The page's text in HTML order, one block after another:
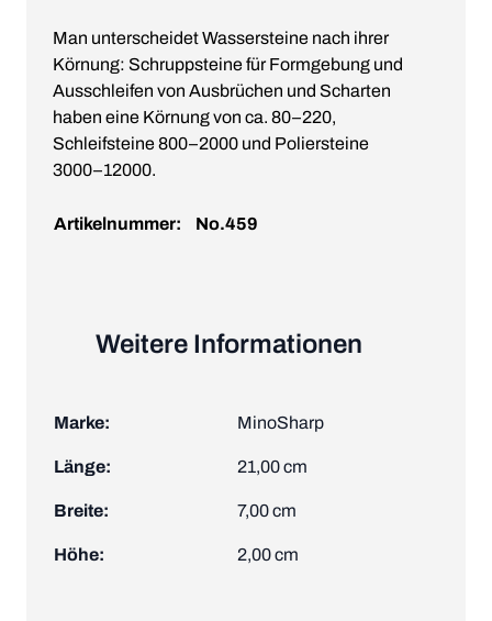
Man unterscheidet Wassersteine nach ihrer
Körnung: Schruppsteine für Formgebung und
Ausschleifen von Ausbrüchen und Scharten
haben eine Körnung von ca. 80–220,
Schleifsteine 800–2000 und Poliersteine
3000–12000.
Artikelnummer: No.459
Weitere Informationen
Marke: MinoSharp
Länge: 21,00 cm
Breite: 7,00 cm
Höhe: 2,00 cm